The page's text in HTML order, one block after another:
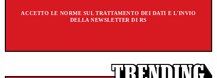
ACCETTO LE NORME SUL TRATTAMENTO DEI DATI E L'INVIO
DELLA NEWSLETTER DI RS